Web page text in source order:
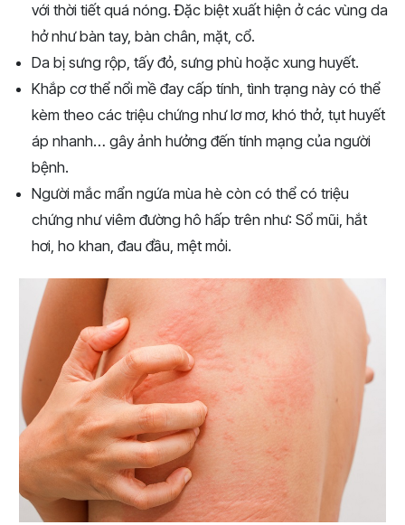
với thời tiết quá nóng. Đặc biệt xuất hiện ở các vùng da
hở như bàn tay, bàn chân, mặt, cổ.
Da bị sưng rộp, tấy đỏ, sưng phù hoặc xung huyết.
Khắp cơ thể nổi mề đay cấp tính, tình trạng này có thể
kèm theo các triệu chứng như lơ mơ, khó thở, tụt huyết
áp nhanh… gây ảnh hưởng đến tính mạng của người
bệnh.
Người mắc mẩn ngứa mùa hè còn có thể có triệu
chứng như viêm đường hô hấp trên như: Sổ mũi, hắt
hơi, ho khan, đau đầu, mệt mỏi.